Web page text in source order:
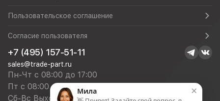
Пользовательское соглашение
Согласие пользователя
+7 (495) 157-51-11
sales@trade-part.ru
Пн-Чт с 08:00 до 17:00
Пт с 08:00 до 16:00
Сб-Вс Выходной
×
Мила